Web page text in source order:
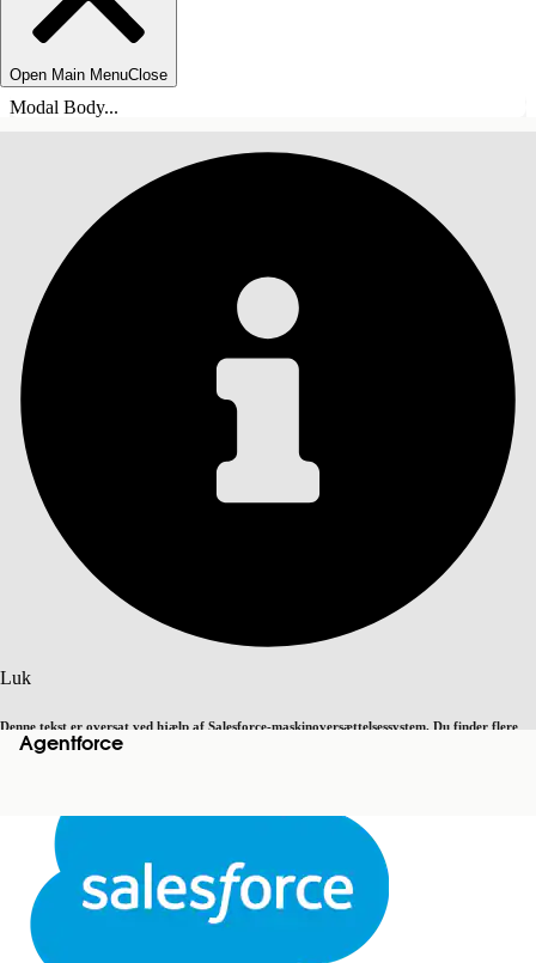
Open Main MenuClose
Modal Body...
Luk
Denne tekst er oversat ved hjælp af Salesforce-maskinoversættelsessystem. Du finder flere
detaljerher. Skift til engelsk
Luk
Agentforce
INDHOLD